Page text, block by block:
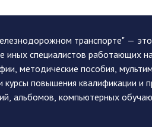
транспорте" —
иных специалистов
методические пособия,
повышения квалификации
альбомов, компьютерных